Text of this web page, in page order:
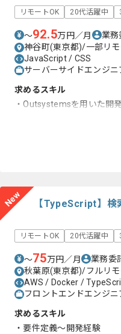
リモートOK 20代活躍中
〜92.5万円／月 業
神谷町(東京都)/一部リモ
JavaScript / CSS
サーバーサイドエンジ
求めるスキル
・Outsystemsを用いた開
New 【TypeScript】検
リモートOK 20代活躍中
〜75万円／月 業務委
秋葉原(東京都)/フルリモ
AWS / Docker /
フロントエンドエンジ
求めるスキル
・要件定義～開発経験